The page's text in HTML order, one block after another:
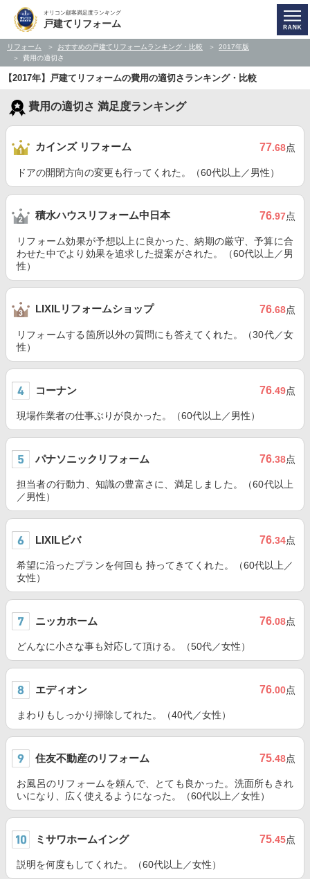
オリコン顧客満足度ランキング
戸建てリフォーム
リフォーム おすすめの戸建てリフォームランキング・比較
2017年版
費用の適切さ
【2017年】戸建てリフォームの費用の適切さランキング・比較
費用の適切さ 満足度ランキング
カインズ リフォーム 77.68点
ドアの開閉方向の変更も行ってくれた。（60代以上／男性）
積水ハウスリフォーム中日本 76.97点
リフォーム効果が予想以上に良かった、納期の厳守、予算に合
わせた中でより効果を追求した提案がされた。（60代以上／男
性）
LIXILリフォームショップ 76.68点
リフォームする箇所以外の質問にも答えてくれた。（30代／女
性）
コーナン 76.49点
現場作業者の仕事ぶりが良かった。（60代以上／男性）
パナソニックリフォーム 76.38点
担当者の行動力、知識の豊富さに、満足しました。（60代以上
／男性）
LIXILビバ 76.34点
希望に沿ったプランを何回も 持ってきてくれた。（60代以上／
女性）
ニッカホーム 76.08点
どんなに小さな事も対応して頂ける。（50代／女性）
エディオン 76.00点
まわりもしっかり掃除してれた。（40代／女性）
住友不動産のリフォーム 75.48点
お風呂のリフォームを頼んで、とても良かった。洗面所もきれ
いになり、広く使えるようになった。（60代以上／女性）
ミサワホームイング 75.45点
説明を何度もしてくれた。（60代以上／女性）